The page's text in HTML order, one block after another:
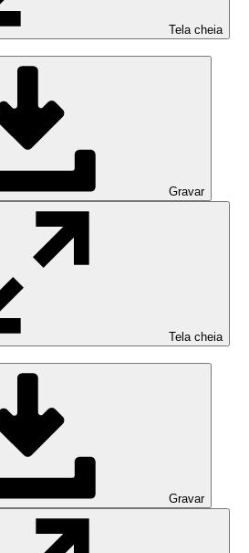
Tela cheia
Gravar
Tela cheia
Gravar